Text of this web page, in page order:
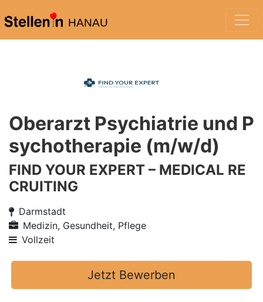
HANAU
Oberarzt Psychiatrie und P
sychotherapie (m/w/d)
FIND YOUR EXPERT – MEDICAL RE
CRUITING
Darmstadt
Medizin, Gesundheit, Pflege
Vollzeit
Jetzt Bewerben